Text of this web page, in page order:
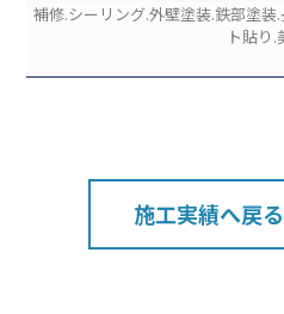
補修.シーリング.外壁塗装.鉄部塗
ト貼り.
施工実績へ戻る